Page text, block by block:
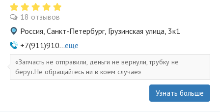
18 отзывов
Россия, Санкт-Петербург, Грузинская улица, 3к1
+7(911)910...ещё
Запчасть не отправили, деньги не вернули, трубку не
берут.Не обращайтесь ни в коем случае
Узнать больше